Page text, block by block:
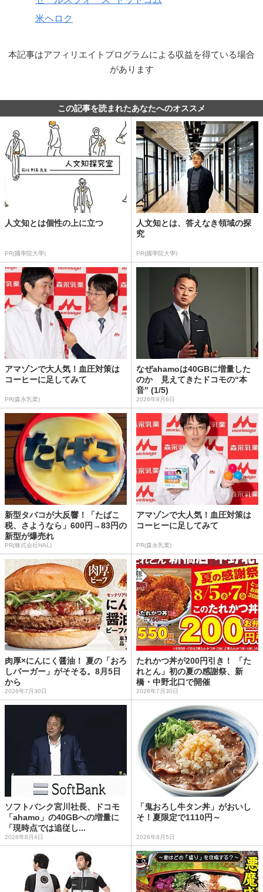
米ヘロク
本記事はアフィリエイトプログラムによる収益を得ている場合
があります
この記事を読まれたあなたへのオススメ
人文知とは個性の上に立つ
PR(國學院大學)
人文知とは、答えなき領域の探
究
PR(國學院大學)
アマゾンで大人気！血圧対策は
コーヒーに足してみて
PR(森永乳業)
なぜahamoは40GBに増量した
のか 見えてきたドコモの“本
音” (1/5)
2026年8月6日
新型タバコが大反響！「たばこ
税、さようなら」600円→83円の
新型が爆売れ
PR(株式会社HAL)
アマゾンで大人気！血圧対策は
コーヒーに足してみて
PR(森永乳業)
肉厚×にんにく醤油！ 夏の「おろ
しバーガー」がそそる。8月5日
から
2026年7月30日
たれかつ丼が200円引き！ 「た
れとん」初の夏の感謝祭、新
橋・中野北口で開催
2026年7月30日
ソフトバンク宮川社長、ドコモ
「ahamo」の40GBへの増量に
「現時点では追従し...
2026年8月4日
「鬼おろし牛タン丼」がおいし
そ！夏限定で1110円～
2026年8月5日